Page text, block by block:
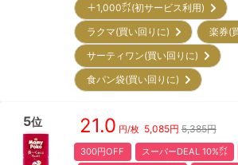
＋1,000㌽(初サービス利用)
ラクマ(買い回りに)
楽券(
サーティワン(買い回りに)
食パン袋(買い回りに)
5位 21.0 円/枚 5,085円 5,385円
300円OFF スーパーDEAL 10%㌽